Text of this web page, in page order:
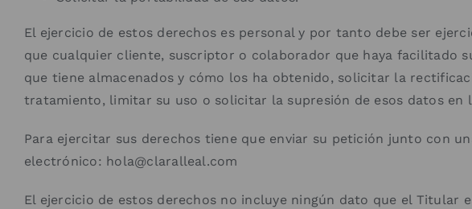
El ejercicio de estos derechos es personal y por tanto debe ser
que cualquier cliente, suscriptor o colaborador que haya facilitado
que tiene almacenados y cómo los ha obtenido, solicitar la
tratamiento, limitar su uso o solicitar la supresión de esos datos en
Para ejercitar sus derechos tiene que enviar su petición junto con
electrónico: hola@claralleal.com
El ejercicio de estos derechos no incluye ningún dato que el Titular